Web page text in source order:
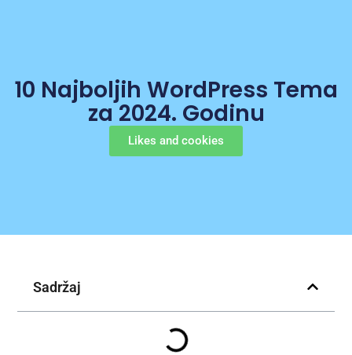
10 Najboljih WordPress Tema
za 2024. Godinu
Likes and cookies
Sadržaj